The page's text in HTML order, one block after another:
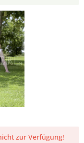
zur Verfügung!